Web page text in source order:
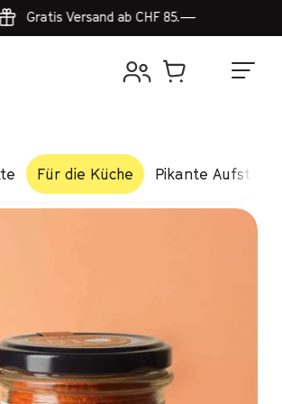
Gratis Versand ab CHF 85.—
Für die Küche Pikante